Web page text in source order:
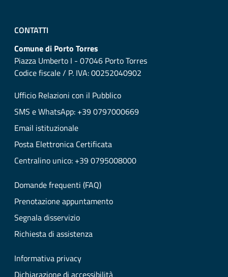
CONTATTI
Comune di Porto Torres
Piazza Umberto I - 07046 Porto Torres
Codice fiscale / P. IVA: 00252040902
Ufficio Relazioni con il Pubblico
SMS e WhatsApp: +39 0797000669
Email istituzionale
Posta Elettronica Certificata
Centralino unico: +39 0795008000
Domande frequenti (FAQ)
Prenotazione appuntamento
Segnala disservizio
Richiesta di assistenza
Informativa privacy
Dichiarazione di accessibilità